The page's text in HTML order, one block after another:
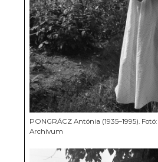
PONGRÁCZ Antónia (1935–1995).
Archívum